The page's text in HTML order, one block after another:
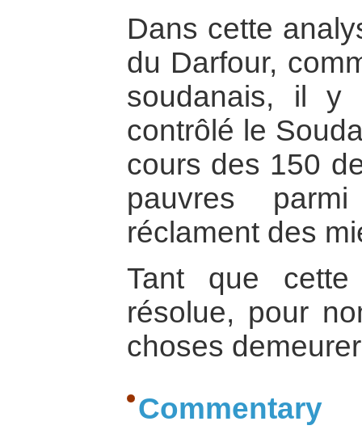
Dans cette
du Darfour,
soudanais, il
contrôlé le
cours des 150
pauvres
réclament des
Tant que cette
résolue, pour
choses
Commentary